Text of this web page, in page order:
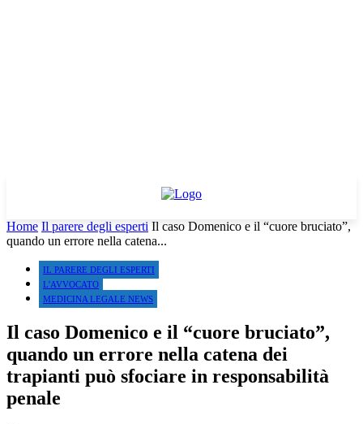
Home Il parere degli esperti Il caso Domenico e il “cuore bruciato”,
quando un errore nella catena...
IL PARERE DEGLI ESPERTI
L'AVVOCATO
MEDICINA LEGALE NEWS
Il caso Domenico e il “cuore bruciato”,
quando un errore nella catena dei
trapianti può sfociare in responsabilità
penale